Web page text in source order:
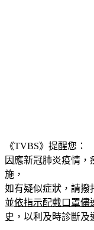
《TVBS》提醒您：
因應新冠肺炎疫情
施，
如有疑似症狀，請撥
並依指示配戴口罩儘
史 ，以利及時診斷及